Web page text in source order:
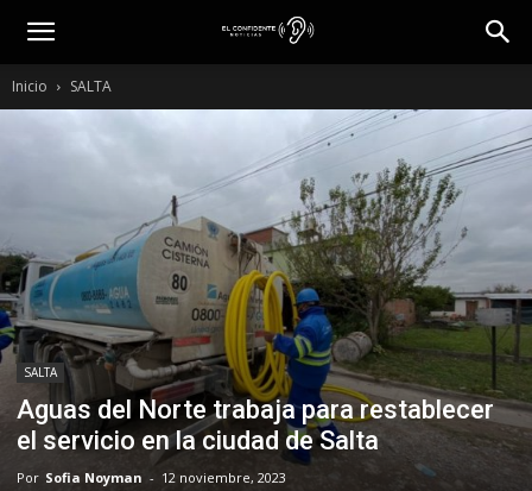
Inicio SALTA
SALTA
Aguas del Norte trabaja para restablecer
el servicio en la ciudad de Salta
Por Sofia Noyman - 12 noviembre, 2023